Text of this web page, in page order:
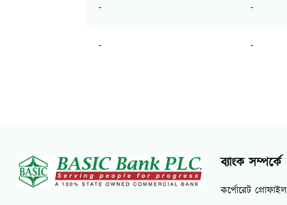
- -
- -
ব্যাংক সম্পর্কে
কর্পোরেট প্রোফাইল